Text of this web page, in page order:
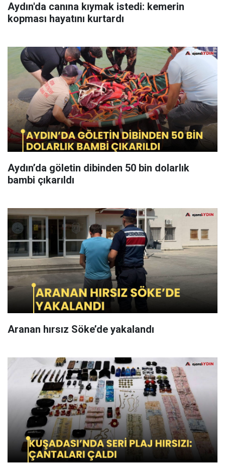
Aydın'da canına kıymak istedi: kemerin
kopması hayatını kurtardı
Aydın’da göletin dibinden 50 bin dolarlık
bambi çıkarıldı
Aranan hırsız Söke’de yakalandı